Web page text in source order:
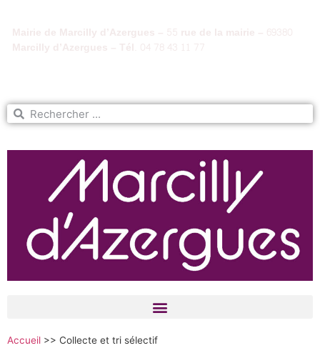
Accueil >> Collecte et tri sélectif